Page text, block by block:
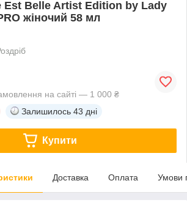
Est Belle Artist Edition by Lady
жіночий 58 мл
на сайті — 1 000 ₴
Залишилось 43 дні
Купити
Доставка Оплата Умови